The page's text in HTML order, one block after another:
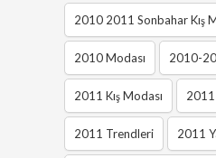
2010 2011 Sonbahar Kış
2010 Modası 2010-
2011 Kış Modası 2011
2011 Trendleri 2011